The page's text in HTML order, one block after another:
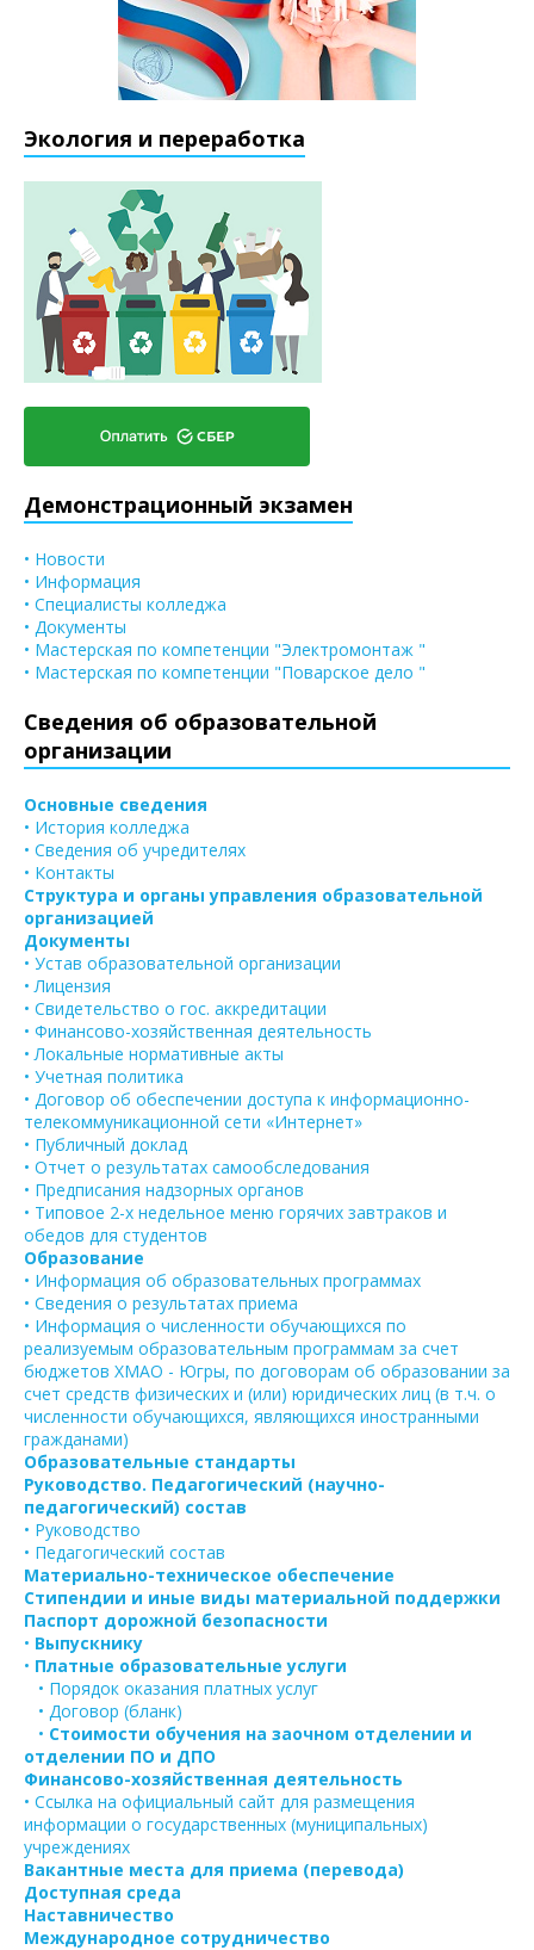
Экология и переработка
Демонстрационный экзамен
• Новости
• Информация
• Специалисты колледжа
• Документы
• Мастерская по компетенции "Электромонтаж "
• Мастерская по компетенции "Поварское дело "
Сведения об образовательной
организации
Основные сведения
• История колледжа
• Сведения об учредителях
• Контакты
Структура и органы управления образовательной
организацией
Документы
• Устав образовательной организации
• Лицензия
• Свидетельство о гос. аккредитации
• Финансово-хозяйственная деятельность
• Локальные нормативные акты
• Учетная политика
• Договор об обеспечении доступа к информационно-
телекоммуникационной сети «Интернет»
• Публичный доклад
• Отчет о результатах самообследования
• Предписания надзорных органов
• Типовое 2-х недельное меню горячих завтраков и
обедов для студентов
Образование
• Информация об образовательных программах
• Сведения о результатах приема
• Информация о численности обучающихся по
реализуемым образовательным программам за счет
бюджетов ХМАО - Югры, по договорам об образовании за
счет средств физических и (или) юридических лиц (в т.ч. о
численности обучающихся, являющихся иностранными
гражданами)
Образовательные стандарты
Руководство. Педагогический (научно-
педагогический) состав
• Руководство
• Педагогический состав
Материально-техническое обеспечение
Стипендии и иные виды материальной поддержки
Паспорт дорожной безопасности
• Выпускнику
• Платные образовательные услуги
• Порядок оказания платных услуг
• Договор (бланк)
• Стоимости обучения на заочном отделении и
отделении ПО и ДПО
Финансово-хозяйственная деятельность
• Ссылка на официальный сайт для размещения
информации о государственных (муниципальных)
учреждениях
Вакантные места для приема (перевода)
Доступная среда
Наставничество
Международное сотрудничество